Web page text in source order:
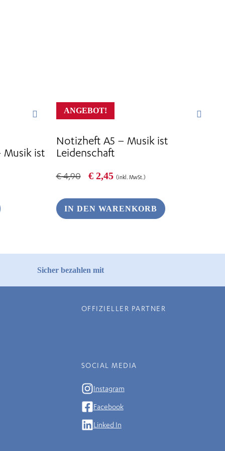
Musik ist
ANGEBOT!
Notizheft A5 – Musik ist
Leidenschaft
€4,90
Ursprünglicher
€ 4,90
€2,45Aktueller
€ 2,45.
(inkl. MwSt.)
IN DEN WARENKORB
Sicher bezahlen mit
OFFIZIELLER PARTNER
SOCIAL MEDIA
Instagram
Facebook
Linked In